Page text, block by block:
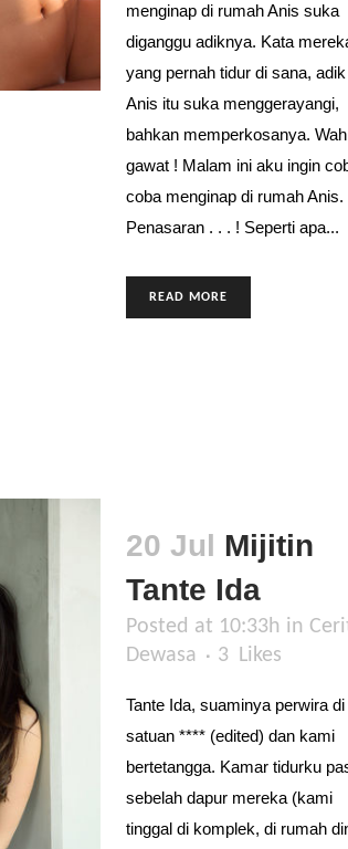
menginap di rumah Anis suka
diganggu adiknya. Kata
yang pernah tidur di sana, adik
Anis itu suka menggerayangi,
bahkan memperkosanya.
gawat ! Malam ini aku ingin
coba menginap di rumah Anis.
Penasaran . . . ! Seperti apa...
READ MORE
20 Jul Mijitin
Tante Ida
Posted at 10:33h in
Dewasa
3 Likes
Tante Ida, suaminya perwira di
satuan **** (edited) dan kami
bertetangga. Kamar tidurku
sebelah dapur mereka (kami
tinggal di komplek, di rumah